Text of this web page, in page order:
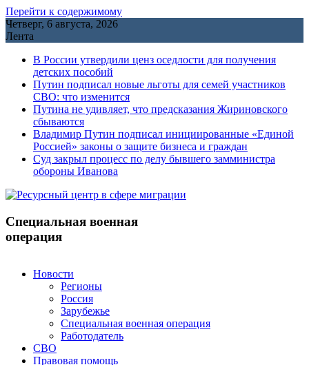
Перейти к содержимому
Четверг, 6 августа, 2026
Лента
В России утвердили ценз оседлости для получения
детских пособий
Путин подписал новые льготы для семей участников
СВО: что изменится
Путина не удивляет, что предсказания Жириновского
сбываются
Владимир Путин подписал инициированные «Единой
Россией» законы о защите бизнеса и граждан
Cуд закрыл процесс по делу бывшего замминистра
обороны Иванова
Специальная военная
операция
Новости
Регионы
Россия
Зарубежье
Специальная военная операция
Работодатель
СВО
Правовая помощь